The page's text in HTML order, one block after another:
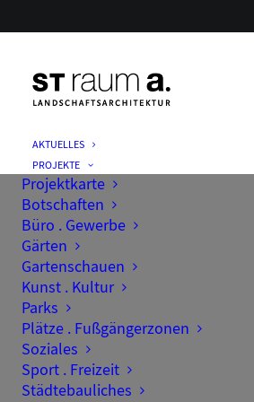
AKTUELLES
PROJEKTE
Projektkarte
Botschaften
Büro . Gewerbe
Gärten
Gartenschauen
Kunst . Kultur
Parks
Plätze . Fußgängerzonen
Soziales
Sport . Freizeit
Städtebauliches